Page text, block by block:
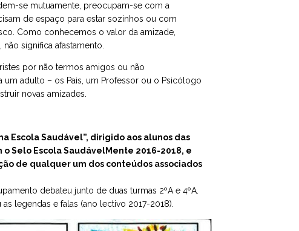
se mutuamente, preocupam-se com a
de espaço para estar sozinhos ou com
Como conhecemos o valor da amizade,
significa afastamento.
por não termos amigos ou não
adulto – os Pais, um Professor ou o Psicólogo
novas amizades.
Escola Saudável”, dirigido aos alunos das
Selo Escola SaudávelMente 2016-2018, e
de qualquer um dos conteúdos associados
debateu junto de duas turmas 2ºA e 4ºA.
legendas e falas (ano lectivo 2017-2018).